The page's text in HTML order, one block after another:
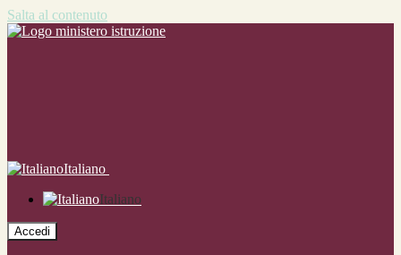
Salta al contenuto
Italiano
Italiano
Accedi